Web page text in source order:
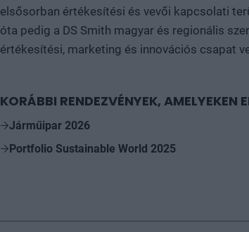
elsősorban értékesítési és vevői kapcsolati
óta pedig a DS Smith magyar és regionális
értékesítési, marketing és innovációs csapat
KORÁBBI RENDEZVÉNYEK, AMELYEKEN
Járműipar 2026
Portfolio Sustainable World 2025